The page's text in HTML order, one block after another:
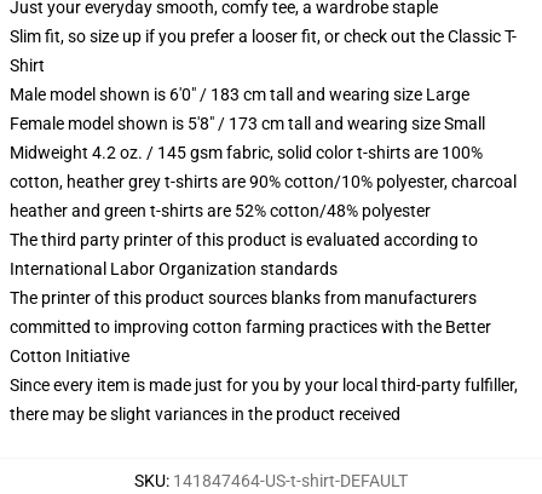
Just your everyday smooth, comfy tee, a wardrobe staple
Slim fit, so size up if you prefer a looser fit, or check out the Classic T-
Shirt
Male model shown is 6'0" / 183 cm tall and wearing size Large
Female model shown is 5'8" / 173 cm tall and wearing size Small
Midweight 4.2 oz. / 145 gsm fabric, solid color t-shirts are 100%
cotton, heather grey t-shirts are 90% cotton/10% polyester, charcoal
heather and green t-shirts are 52% cotton/48% polyester
The third party printer of this product is evaluated according to
International Labor Organization standards
The printer of this product sources blanks from manufacturers
committed to improving cotton farming practices with the Better
Cotton Initiative
Since every item is made just for you by your local third-party fulfiller,
there may be slight variances in the product received
SKU: 141847464-US-t-shirt-DEFAULT